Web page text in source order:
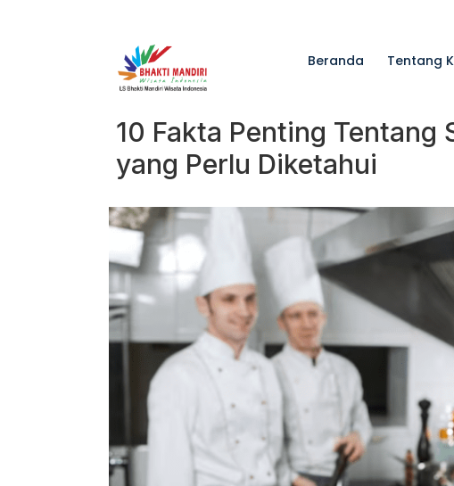
Beranda Tentang
10 Fakta Penting Tentang
yang Perlu Diketahui